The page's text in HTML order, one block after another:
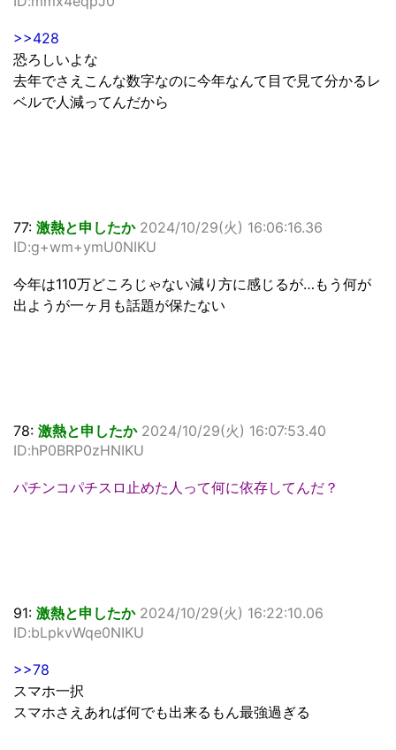
>>428
恐ろしいよな
去年でさえこんな数字なのに今年なんて目で見て分かるレ
ベルで人減ってんだから
77: 激熱と申したか 2024/10/29(火) 16:06:16.36
ID:g+wm+ymU0NIKU
今年は110万どころじゃない減り方に感じるが…もう何が
出ようが一ヶ月も話題が保たない
78: 激熱と申したか 2024/10/29(火) 16:07:53.40
ID:hP0BRP0zHNIKU
パチンコパチスロ止めた人って何に依存してんだ？
91: 激熱と申したか 2024/10/29(火) 16:22:10.06
ID:bLpkvWqe0NIKU
>>78
スマホ一択
スマホさえあれば何でも出来るもん最強過ぎる